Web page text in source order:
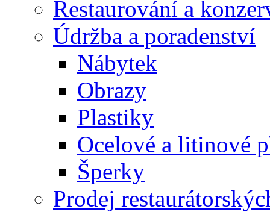
Restaurování a
Údržba a poradenství
Nábytek
Obrazy
Plastiky
Ocelové a litinové
Šperky
Prodej